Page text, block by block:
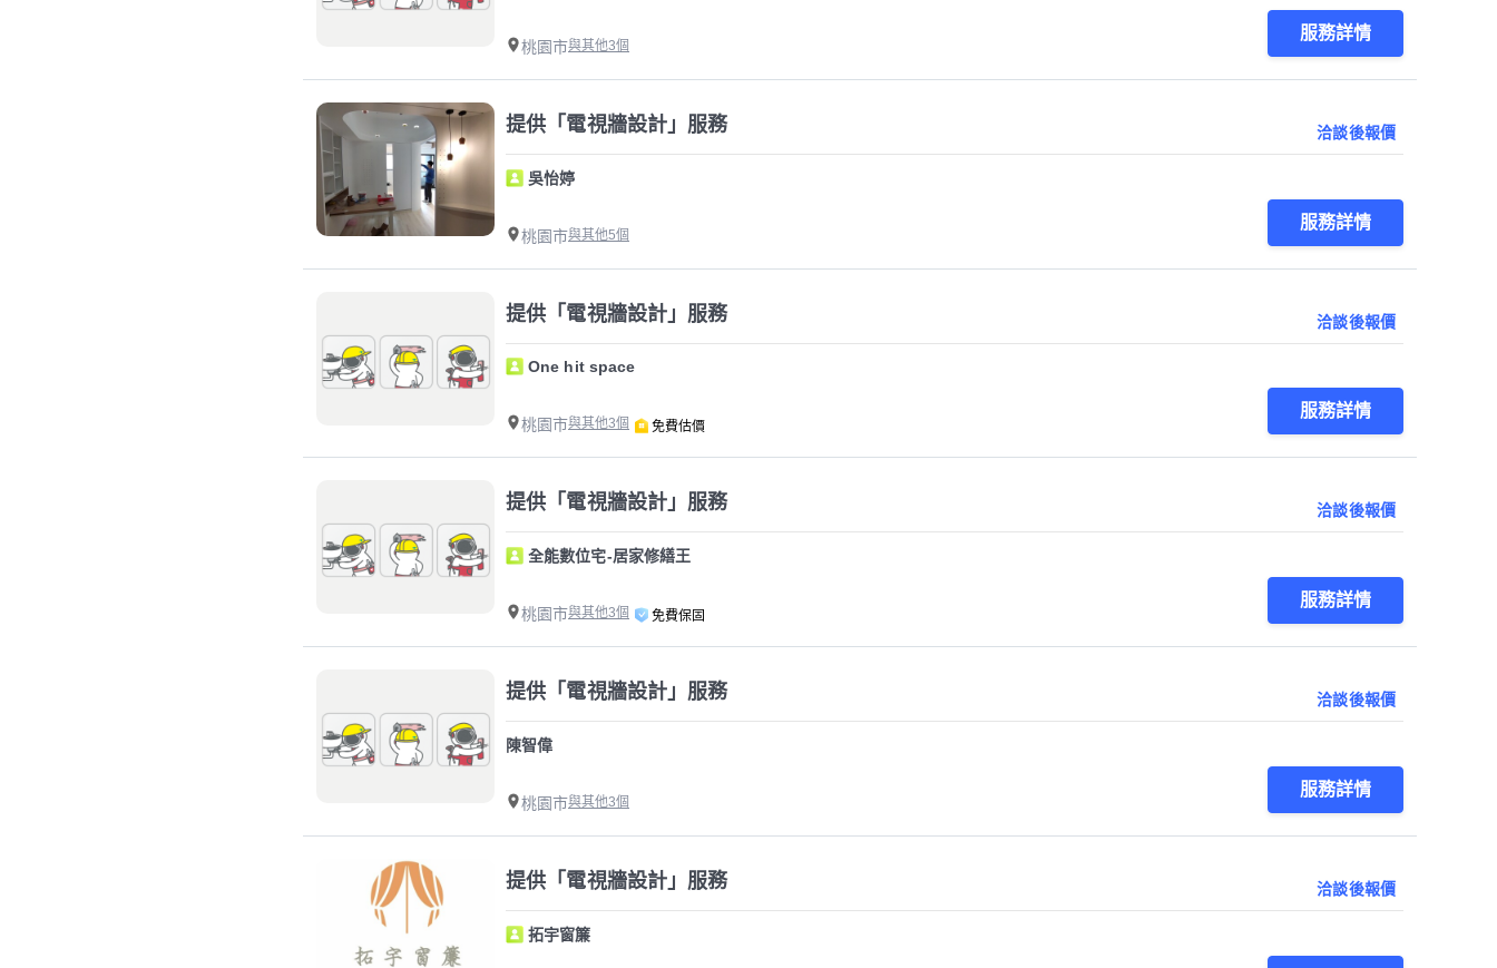
桃園市與其他3個
服務詳情
提供「電視牆設計」服務 洽談後報價
吳怡婷
桃園市與其他5個
服務詳情
提供「電視牆設計」服務 洽談後報價
One hit space
桃園市與其他3個 免費估價
服務詳情
提供「電視牆設計」服務 洽談後報價
全能數位宅-居家修繕王
桃園市與其他3個 免費保固
服務詳情
提供「電視牆設計」服務 洽談後報價
陳智偉
桃園市與其他3個
服務詳情
提供「電視牆設計」服務 洽談後報價
拓宇窗簾